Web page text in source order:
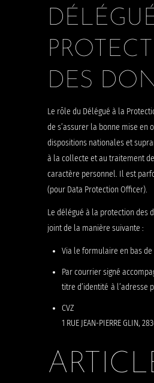
DES
Le rôle du Délégué à la
de s’assurer la bonne mise en
dispositions nationales et
à la collecte et au traitement
caractère personnel. Il est
(pour Data Protection Officer).
Le délégué à la protection des
joint de la manière suivante :
Via le formulaire en bas de
Par courrier signé
titre d’identité à l’adresse
CVZ
1 RUE JEAN-PIERRE GLIN,